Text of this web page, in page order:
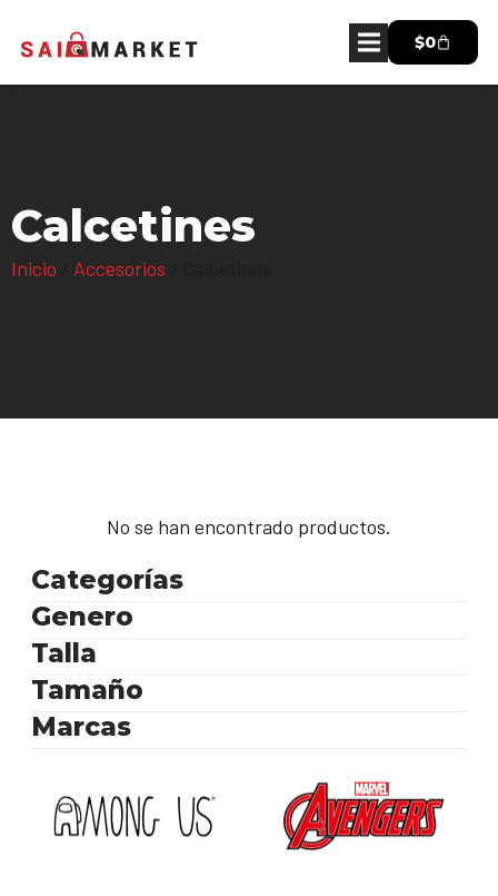
$0
Calcetines
Inicio Accesorios
Categorías
Genero
Talla
Tamaño
Marcas
No se han encontrado productos.